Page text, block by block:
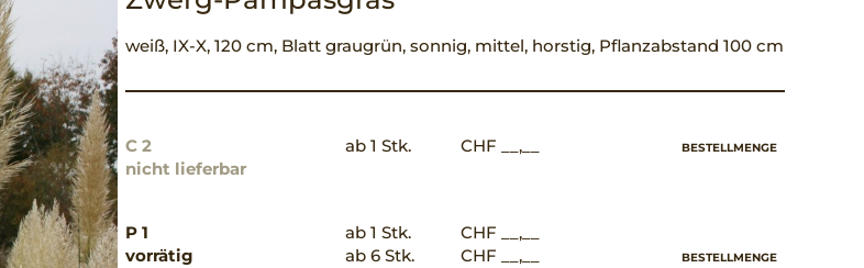
weiß, IX-X, 120 cm, Blatt graugrün, sonnig, mittel, horstig, Pflanzabstand 100 cm
C 2
nicht lieferbar
ab 1 Stk. CHF __,__ BESTELLMENGE
P 1
vorrätig
ab 1 Stk.
CHF __,__
ab 6 Stk.
CHF __,__ BESTELLMENGE